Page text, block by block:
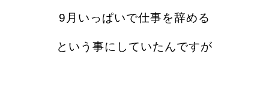
9月いっぱいで仕事を辞める
という事にしていたんですが